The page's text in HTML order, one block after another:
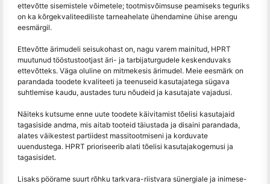
ettevõtte sisemistele võimetele; tootmisvõimsuse peamiseks teguriks
on ka kõrgekvaliteediliste tarneahelate ühendamine ühise arengu
eesmärgil.
Ettevõtte ärimudeli seisukohast on, nagu varem mainitud, HPRT
muutunud tööstustootjast äri- ja tarbijaturgudele keskenduvaks
ettevõtteks. Väga oluline on mitmekesis ärimudel. Meie eesmärk on
parandada toodete kvaliteeti ja teenuseid kasutajatega sügava
suhtlemise kaudu, austades turu nõudeid ja kasutajate vajadusi.
Näiteks kutsume enne uute toodete käivitamist tõelisi kasutajaid
tagasiside andma, mis aitab tooteid täiustada ja disaini parandada,
alates väikestest partiidest massitootmiseni ja korduvate
uuendustega. HPRT prioriseerib alati tõelisi kasutajakogemusi ja
tagasisidet.
Lisaks pöörame suurt rõhku tarkvara-riistvara sünergiale ja inimese-